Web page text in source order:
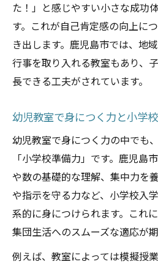
た！」と感じやすい小さな成功
す。これが自己肯定感の向上に
き出します。鹿児島市では、地
行事を取り入れる教室もあり、
長できる工夫がされています。
幼児教室で身につく力と小学
幼児教室で身につく力の中でも
「小学校準備力」です。鹿児島
や数の基礎的な理解、集中力を
や指示を守る力など、小学校入
系的に身につけられます。これ
集団生活へのスムーズな適応が期
例えば、教室によっては模擬授